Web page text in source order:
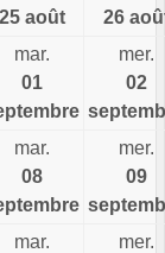
25 août
26
mar.
01
mer.
02
mar.
08
mer.
09
mar.
mer.